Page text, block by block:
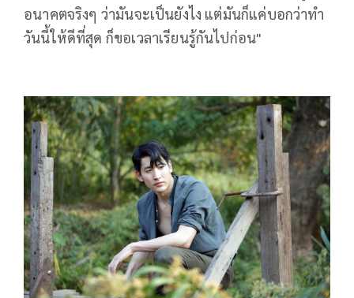
อนาคตจริงๆ ว่ามันจะเป็นยังไง แต่มันก็แค่บอกว่าทำ
วันนี้ให้ดีที่สุด ก็ขอเวลาเรียนรู้กันไปก่อน"